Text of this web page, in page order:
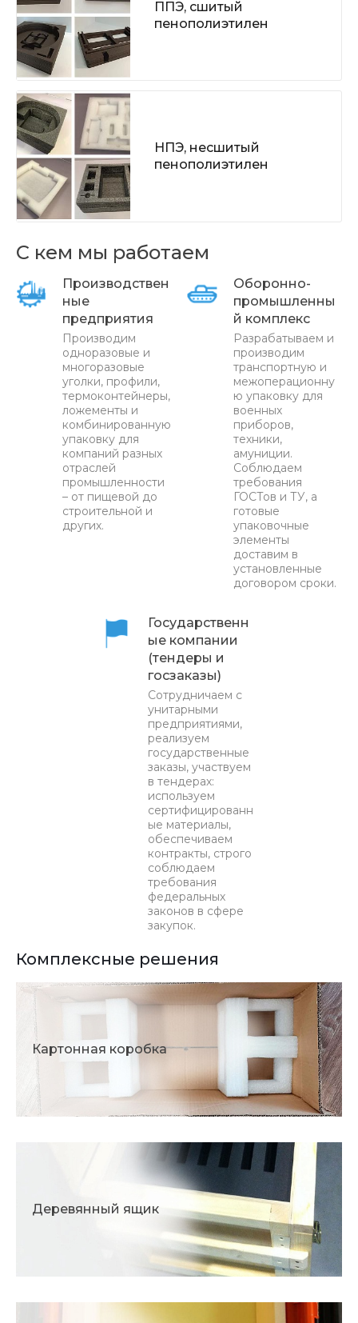
ППЭ, сшитый
пенополиэтилен
НПЭ, несшитый
пенополиэтилен
С кем мы работаем
Производствен
ные
предприятия
Производим
одноразовые и
многоразовые
уголки, профили,
термоконтейнеры,
ложементы и
комбинированную
упаковку для
компаний разных
отраслей
промышленности
– от пищевой до
строительной и
других.
Оборонно-
промышленны
й комплекс
Разрабатываем и
производим
транспортную и
межоперационну
ю упаковку для
военных
приборов,
техники,
амуниции.
Соблюдаем
требования
ГОСТов и ТУ, а
готовые
упаковочные
элементы
доставим в
установленные
договором сроки.
Государственн
ые компании
(тендеры и
госзаказы)
Сотрудничаем с
унитарными
предприятиями,
реализуем
государственные
заказы, участвуем
в тендерах:
используем
сертифицированн
ые материалы,
обеспечиваем
контракты, строго
соблюдаем
требования
федеральных
законов в сфере
закупок.
Комплексные решения
Картонная коробка
Деревянный ящик